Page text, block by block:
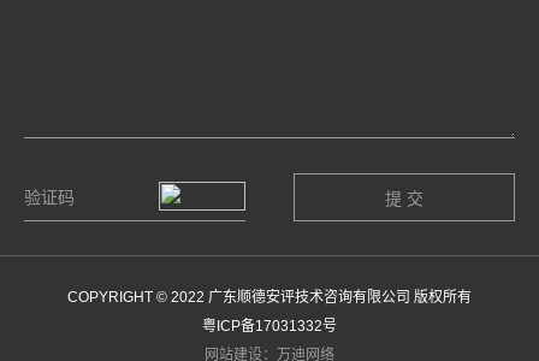
COPYRIGHT © 2022 广东顺德安评技术咨询有限公司 版权所有
粤ICP备17031332号
网站建设：万迪网络